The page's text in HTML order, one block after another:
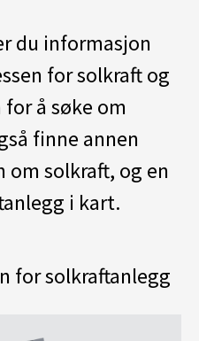
du informasjon
for solkraft og
å søke om
finne annen
solkraft, og en
i kart.
for solkraftanlegg